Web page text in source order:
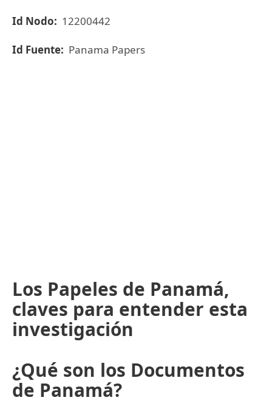
Id Nodo: 12200442
Id Fuente: Panama Papers
Los Papeles de Panamá,
claves para entender esta
investigación
¿Qué son los Documentos
de Panamá?